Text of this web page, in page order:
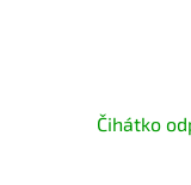
Čihátko